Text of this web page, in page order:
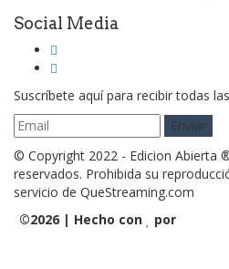
Social Media
Suscríbete aquí para recibir todas
© Copyright 2022 - Edicion Abierta
reservados. Prohibida su
servicio de QueStreaming.com
©2026 | Hecho con por